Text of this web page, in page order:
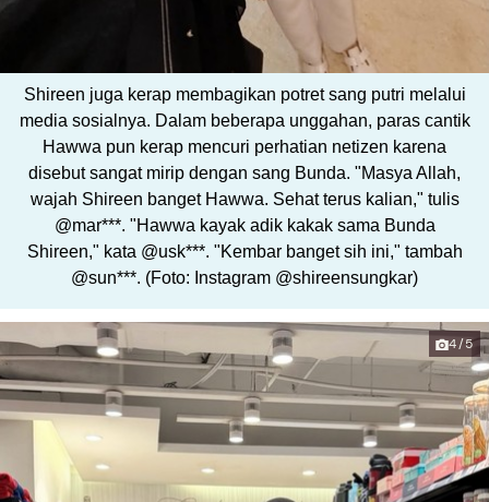
Shireen juga kerap membagikan potret sang putri melalui
media sosialnya. Dalam beberapa unggahan, paras cantik
Hawwa pun kerap mencuri perhatian netizen karena
disebut sangat mirip dengan sang Bunda. "Masya Allah,
wajah Shireen banget Hawwa. Sehat terus kalian," tulis
@mar***. "Hawwa kayak adik kakak sama Bunda
Shireen," kata @usk***. "Kembar banget sih ini," tambah
@sun***. (Foto: Instagram @shireensungkar)
4/5